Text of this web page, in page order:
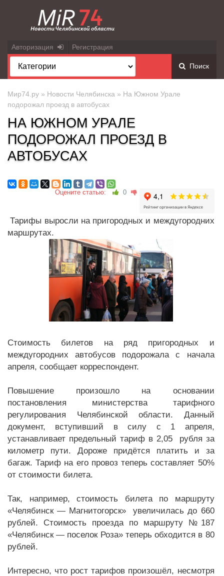
Авторизация Регистрация
Поиск
Мир74.ру » Новости Челябинска » На Южном Урале
подорожал проезд в автобусах
НА ЮЖНОМ УРАЛЕ
ПОДОРОЖАЛ ПРОЕЗД В
АВТОБУСАХ
Оцените статью: 0
Тарифы выросли на пригородных и междугородних
маршрутах.
Стоимость билетов на ряд пригородных и
междугородних автобусов подорожала с начала
апреля, сообщает корреспондент.
Повышение произошло на основании
постановления министерства тарифного
регулирования Челябинской области. Данный
документ, вступивший в силу с 1 апреля,
устанавливает предельный тариф в 2,05 рубля за
километр пути. Дороже придётся платить и за
багаж. Тариф на его провоз теперь составляет 50%
от стоимости билета.
Так, например, стоимость билета по маршруту
«Челябинск — Магнитогорск» увеличилась до 660
рублей. Стоимость проезда по маршруту №187
«Челябинск — поселок Роза» теперь обходится в 80
рублей.
Интересно, что рост тарифов произошёл, несмотря